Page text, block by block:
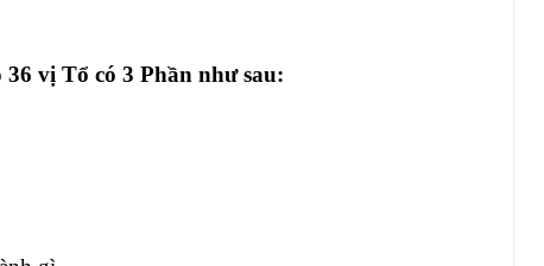
36vị Tổ có 3 Phần nhưsau: